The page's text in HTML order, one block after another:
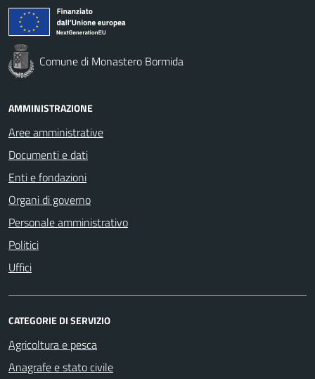
Comune di Monastero Bormida
AMMINISTRAZIONE
Aree amministrative
Documenti e dati
Enti e fondazioni
Organi di governo
Personale amministrativo
Politici
Uffici
CATEGORIE DI SERVIZIO
Agricoltura e pesca
Anagrafe e stato civile